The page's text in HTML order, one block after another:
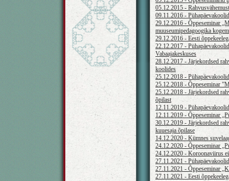
05.12.2015 -
09.11.2016 -
29.12.2016 - Õppeseminar
muuseumipedagoogika
29.12.2016 - Eesti
22.12.2017 -
Vabaajakeskuses
28.12.2017 - Järjekordsed
koolides
25.12.2018 -
25.12.2018 - Õppeseminar
25.12.2018 - Järjekordsed
õpilast
12.11.2019 -
12.11.2019 - Õppeseminar
30.12.2019 - Järjekordsed
kuuesaja õpilase
14.12.2020 - Kümnes
24.12.2020 - Õppeseminar
24.12.2020 - Koroonaviirus
27.11.2021 -
27.11.2021 - Õppeseminar
27.11.2021 - Eesti